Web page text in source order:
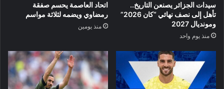
سيدات الجزائر يصنعن التاريخ..
تأهل إلى نصف نهائي “كان 2026”
ومونديال 2027
منذ يوم واحد
اتحاد العاصمة يحسم صفقة
رمضاوي ويضمه لثلاثة مواسم
منذ يومين